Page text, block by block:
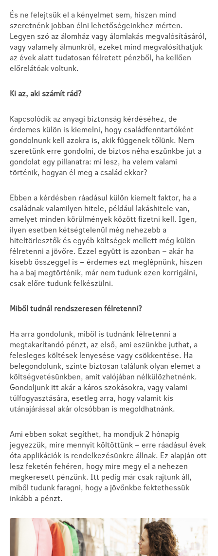
És ne felejtsük el a kényelmet sem, hiszen mind
szeretnénk jobban élni lehetőségeinkhez mérten.
Legyen szó az álomház vagy álomlakás megvalósításáról,
vagy valamely álmunkról, ezeket mind megvalósíthatjuk
az évek alatt tudatosan félretett pénzből, ha kellően
előrelátóak voltunk.
Ki az, aki számít rád?
Kapcsolódik az anyagi biztonság kérdéséhez, de
érdemes külön is kiemelni, hogy családfenntartóként
gondolnunk kell azokra is, akik függenek tőlünk. Nem
szeretünk erre gondolni, de biztos néha eszünkbe jut a
gondolat egy pillanatra: mi lesz, ha velem valami
történik, hogyan él meg a család ekkor?
Ebben a kérdésben ráadásul külön kiemelt faktor, ha a
családnak valamilyen hitele, például lakáshitele van,
amelyet minden körülmények között fizetni kell. Igen,
ilyen esetben kétségtelenül még nehezebb a
hiteltörlesztők és egyéb költségek mellett még külön
félretenni a jövőre. Ezzel együtt is azonban – akár ha
kisebb összeggel is – érdemes ezt meglépnünk, hiszen
ha a baj megtörténik, már nem tudunk ezen korrigálni,
csak előre tudunk felkészülni.
Miből tudnál rendszeresen félretenni?
Ha arra gondolunk, miből is tudnánk félretenni a
megtakarítandó pénzt, az első, ami eszünkbe juthat, a
felesleges költések lenyesése vagy csökkentése. Ha
belegondolunk, szinte biztosan találunk olyan elemet a
költségvetésünkben, amit valójában nélkülözhetnénk.
Gondoljunk itt akár a káros szokásokra, vagy valami
túlfogyasztására, esetleg arra, hogy valamit kis
utánajárással akár olcsóbban is megoldhatnánk.
Ami ebben sokat segíthet, ha mondjuk 2 hónapig
jegyezzük, mire mennyit költöttünk – erre ráadásul évek
óta applikációk is rendelkezésünkre állnak. Ez alapján ott
lesz feketén fehéren, hogy mire megy el a nehezen
megkeresett pénzünk. Itt pedig már csak rajtunk áll,
miből tudunk faragni, hogy a jövőnkbe fektethessük
inkább a pénzt.